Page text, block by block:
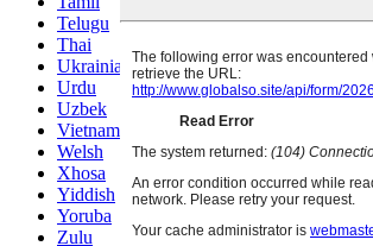
Telugu
Thai
Ukrainian
Urdu
Uzbek
Vietnamese
Welsh
Xhosa
Yiddish
Yoruba
Zulu